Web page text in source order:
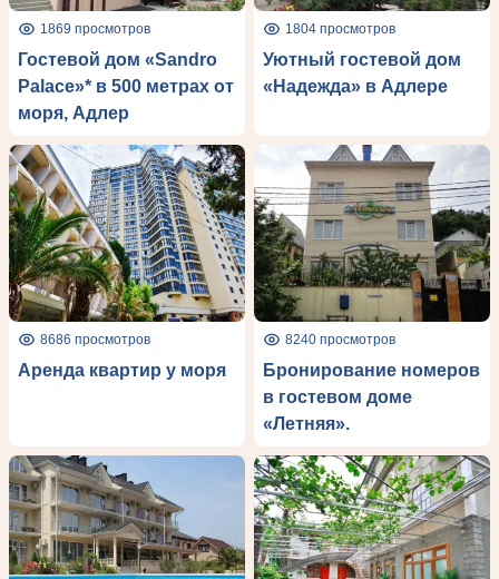
1869 просмотров
Гостевой дом «Sandro
Рalace»* в 500 метрах от
моря, Адлер
1804 просмотров
Уютный гостевой дом
«Надежда» в Адлере
8686 просмотров
Аренда квартир у моря
8240 просмотров
Бронирование номеров
в гостевом доме
«Летняя».